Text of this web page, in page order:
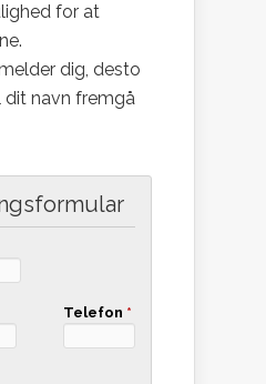
for at
dig, desto
navn fremgå
Telefon *